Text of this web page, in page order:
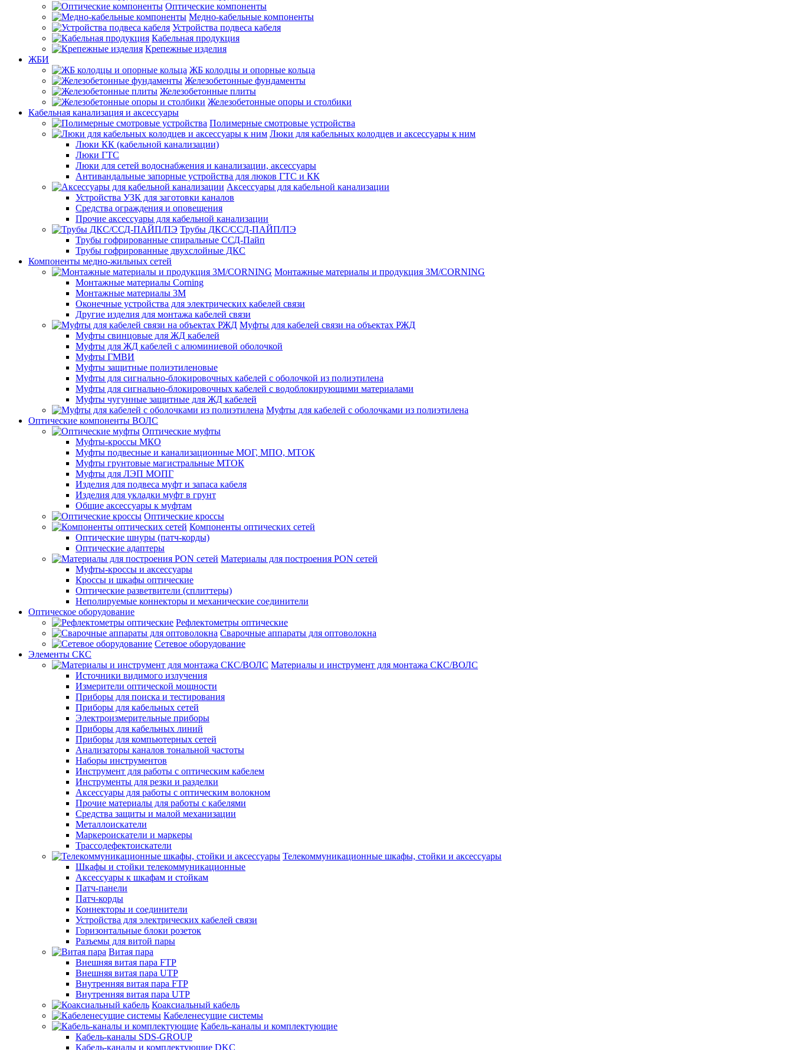
Оптические компоненты
Медно-кабельные компоненты
Устройства подвеса кабеля
Кабельная продукция
Крепежные изделия
ЖБИ
ЖБ колодцы и опорные кольца
Железобетонные фундаменты
Железобетонные плиты
Железобетонные опоры и столбики
Кабельная канализация и аксессуары
Полимерные смотровые устройства
Люки для кабельных колодцев и аксессуары к ним
Люки КК (кабельной канализации)
Люки ГТС
Люки для сетей водоснабжения и канализации, аксессуары
Антивандальные запорные устройства для люков ГТС и КК
Аксессуары для кабельной канализации
Устройства УЗК для заготовки каналов
Средства ограждения и оповещения
Прочие аксессуары для кабельной канализации
Трубы ДКС/ССД-ПАЙП/ПЭ
Трубы гофрированные спиральные ССД-Пайп
Трубы гофрированные двухслойные ДКС
Компоненты медно-жильных сетей
Монтажные материалы и продукция 3M/CORNING
Монтажные материалы Corning
Монтажные материалы 3M
Оконечные устройства для электрических кабелей связи
Другие изделия для монтажа кабелей связи
Муфты для кабелей связи на объектах РЖД
Муфты свинцовые для ЖД кабелей
Муфты для ЖД кабелей с алюминиевой оболочкой
Муфты ГМВИ
Муфты защитные полиэтиленовые
Муфты для сигнально-блокировочных кабелей с оболочкой из полиэтилена
Муфты для сигнально-блокировочных кабелей с водоблокирующими материалами
Муфты чугунные защитные для ЖД кабелей
Муфты для кабелей с оболочками из полиэтилена
Оптические компоненты ВОЛС
Оптические муфты
Муфты-кроссы МКО
Муфты подвесные и канализационные МОГ, МПО, МТОК
Муфты грунтовые магистральные МТОК
Муфты для ЛЭП МОПГ
Изделия для подвеса муфт и запаса кабеля
Изделия для укладки муфт в грунт
Общие аксессуары к муфтам
Оптические кроссы
Компоненты оптических сетей
Оптические шнуры (патч-корды)
Оптические адаптеры
Материалы для построения PON сетей
Муфты-кроссы и аксессуары
Кроссы и шкафы оптические
Оптические разветвители (сплиттеры)
Неполируемые коннекторы и механические соединители
Оптическое оборудование
Рефлектометры оптические
Сварочные аппараты для оптоволокна
Сетевое оборудование
Элементы СКС
Материалы и инструмент для монтажа СКС/ВОЛС
Источники видимого излучения
Измерители оптической мощности
Приборы для поиска и тестирования
Приборы для кабельных сетей
Электроизмерительные приборы
Приборы для кабельных линий
Приборы для компьютерных сетей
Анализаторы каналов тональной частоты
Наборы инструментов
Инструмент для работы с оптическим кабелем
Инструменты для резки и разделки
Аксессуары для работы с оптическим волокном
Прочие материалы для работы с кабелями
Средства защиты и малой механизации
Металлоискатели
Маркероискатели и маркеры
Трассодефектоискатели
Телекоммуникационные шкафы, стойки и аксессуары
Шкафы и стойки телекоммуникационные
Аксессуары к шкафам и стойкам
Патч-панели
Патч-корды
Коннекторы и соединители
Устройства для электрических кабелей связи
Горизонтальные блоки розеток
Разъемы для витой пары
Витая пара
Внешняя витая пара FTP
Внешняя витая пара UTP
Внутренняя витая пара FTP
Внутренняя витая пара UTP
Коаксиальный кабель
Кабеленесущие системы
Кабель-каналы и комплектующие
Кабель-каналы SDS-GROUP
Кабель-каналы и комплектующие DKC